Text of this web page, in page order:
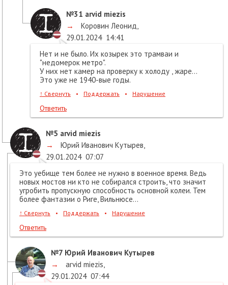
№31 arvid miezis
→
Коровин Леонид
29.01.2024 14:41
Нет и не было. Их козырек это трамваи и
"недомерок метро".
У них нет камер на проверку к холоду , жаре...
Это уже не 1940-вые годы.
↑ Свернуть • Поддержать • Нарушение
Ответить
№5 arvid miezis
→
Юрий Иванович Кутырев
29.01.2024 07:07
Это уебище тем более не нужно в военное время. Ведь
новых мостов ни кто не собирался строить, что значит
угробить пропускную способность основной колеи. Тем
более фантазии о Риге, Вильнюсе...
↑ Свернуть • Поддержать • Нарушение
Ответить
№7 Юрий Иванович Кутырев
→
arvid miezis
29.01.2024 07:44